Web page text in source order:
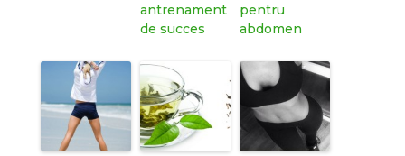
antrenament
de succes
pentru
abdomen